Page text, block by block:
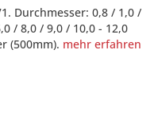
Durchmesser: 0,8 / 1,0 /
/ 8,0 / 9,0 / 10,0 - 12,0
(500mm). mehr erfahren